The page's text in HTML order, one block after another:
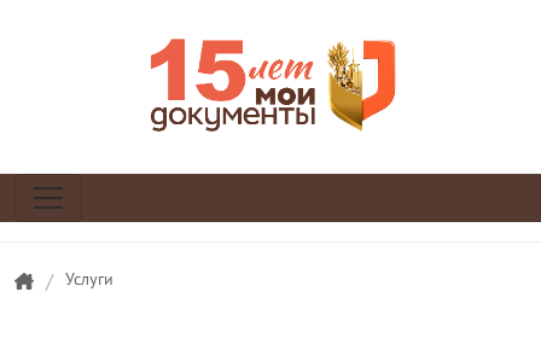
/ Услуги